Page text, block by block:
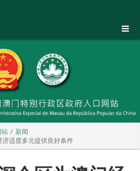
站
新闻
适度多元提供良好条件